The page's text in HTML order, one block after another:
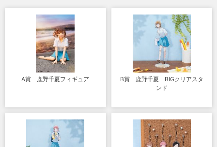
A賞 鹿野千夏フィギュア
B賞 鹿野千夏 BIGクリアスタ
ンド